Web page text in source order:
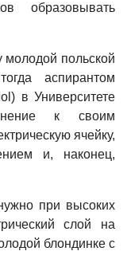
образовывать
польской
аспирантом
в Университете
к своим
ячейку,
и, наконец,
при высоких
слой на
блондинке с